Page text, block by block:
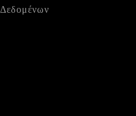
Δεδομένων